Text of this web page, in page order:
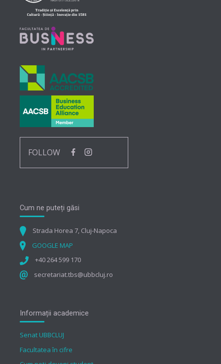
FOLLOW
Cum ne puteți găsi
Strada Horea 7, Cluj-Napoca
GOOGLE MAP
+40 264 599 170
secretariat.tbs@ubbcluj.ro
Informații academice
Senat UBBCLUJ
Facultatea în cifre